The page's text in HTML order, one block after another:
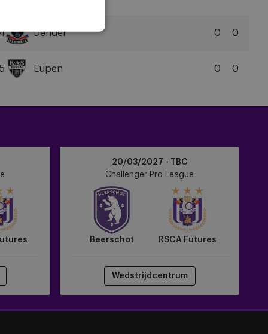
(Club
KV
FCV
Dender
EH
Dender 0 0
5
Eupen 0 0
20/03/2027 - TBC
Challenger Pro League
Beerschot RSCA Futures
Wedstrijdcentrum